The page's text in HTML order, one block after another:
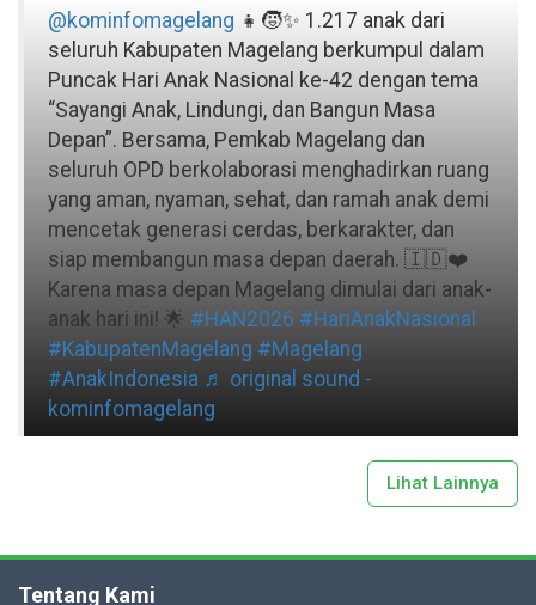
@kominfomagelang 👧🧒✨ 1.217 anak dari
seluruh Kabupaten Magelang berkumpul dalam
Puncak Hari Anak Nasional ke-42 dengan tema
“Sayangi Anak, Lindungi, dan Bangun Masa
Depan”. Bersama, Pemkab Magelang dan
seluruh OPD berkolaborasi menghadirkan ruang
yang aman, nyaman, sehat, dan ramah anak demi
mencetak generasi cerdas, berkarakter, dan
siap membangun masa depan daerah. 🇮🇩❤️
Karena masa depan Magelang dimulai dari anak-
anak hari ini! 🌟 #HAN2026 #HariAnakNasional
#KabupatenMagelang #Magelang
#AnakIndonesia ♬ original sound -
kominfomagelang
Lihat Lainnya
Tentang Kami